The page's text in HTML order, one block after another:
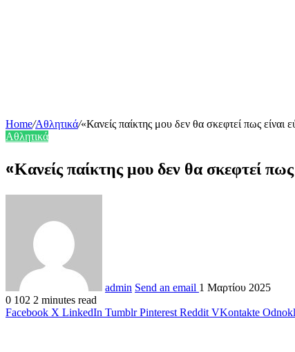
Home/Αθλητικά/«Κανείς παίκτης μου δεν θα σκεφτεί πως είναι
Αθλητικά
«Κανείς παίκτης μου δεν θα σκεφτεί
admin Send an email 1 Μαρτίου 2025
0 102 2 minutes read
Facebook X LinkedIn Tumblr Pinterest Reddit VKontakte